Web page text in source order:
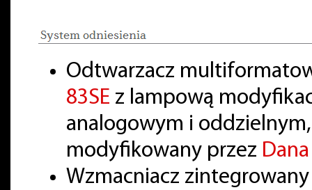
Odtwarzacz
83SE z lampową
analogowym i
modyfikowany przez
Wzmacniacz